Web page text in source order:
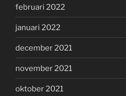
februari 2022
januari 2022
december 2021
november 2021
oktober 2021